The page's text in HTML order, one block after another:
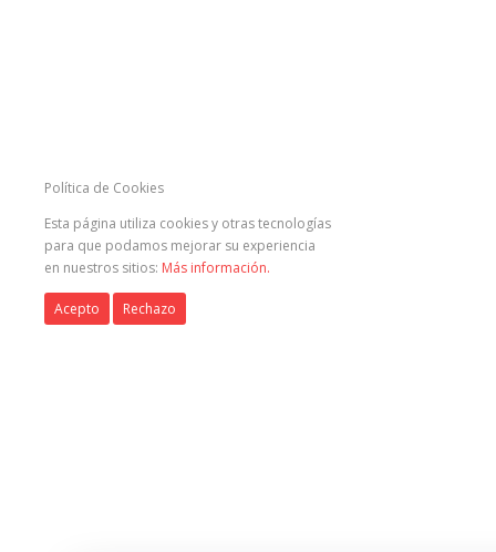
Política de Cookies
Esta página utiliza cookies y otras tecnologías
para que podamos mejorar su experiencia
en nuestros sitios: Más información.
Acepto Rechazo